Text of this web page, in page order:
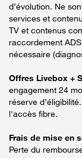
d’évolution. Ne
services et
TV et contenus
raccordement
nécessaire
Offres Livebox +
engagement 24
réserve
l'accès fibre.
Frais de mise en
Perte du